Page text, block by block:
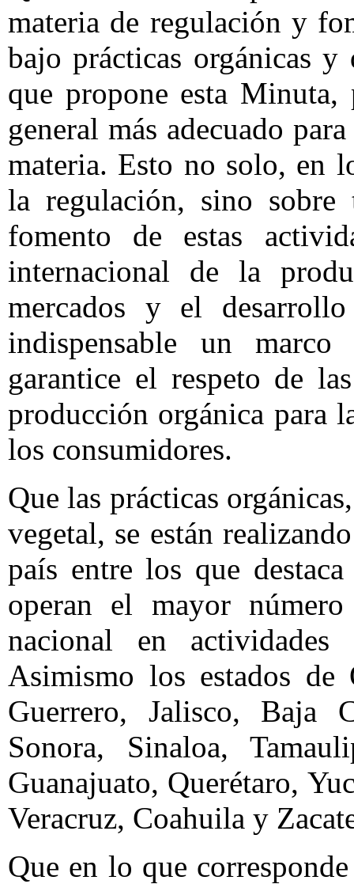
materia de regulación y
bajo prácticas orgánicas
que propone esta
general más adecuado
materia. Esto no solo, en
la regulación, sino
fomento de estas
internacional de la
mercados y el
indispensable un
garantice el respeto de
producción orgánica para
los consumidores.
Que las prácticas
vegetal, se están
país entre los que
operan el mayor
nacional en
Asimismo los estados de
Guerrero, Jalisco, Baja
Sonora, Sinaloa,
Guanajuato, Querétaro,
Veracruz, Coahuila y
Que en lo que